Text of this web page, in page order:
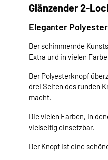
Glänzender 2-
Eleganter
Der schimmernde
Extra und in vielen
Der Polyesterknopf
drei Seiten des runden
macht.
Die vielen Farben, in
vielseitig einsetzbar.
Der Knopf ist eine